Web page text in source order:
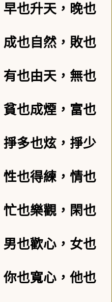
也升天，晚也
也自然，敗也
也由天，無也
也成煙，富也
多也炫，掙少
也得練，情也
也樂觀，閑也
也歡心，女也
也寬心，他也